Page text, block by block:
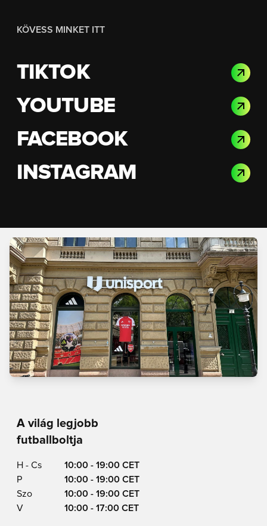
KÖVESS MINKET ITT
TIKTOK
YOUTUBE
FACEBOOK
INSTAGRAM
A világ legjobb
futballboltja
H - Cs
10:00 - 19:00 CET
P
10:00 - 19:00 CET
Szo
10:00 - 19:00 CET
V
10:00 - 17:00 CET